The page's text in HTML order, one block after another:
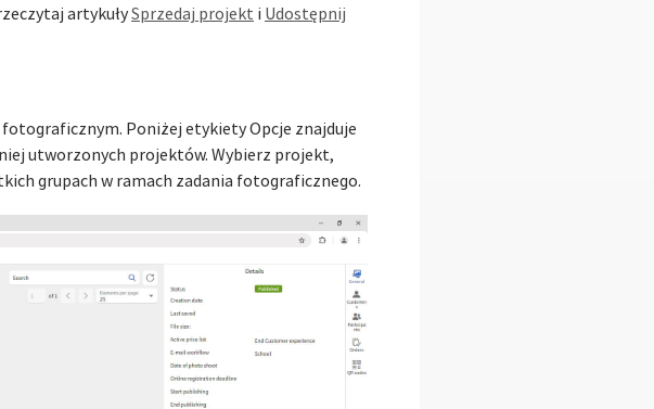
artykułySprzedaj projekt i Udostępnij
Poniżej etykiety Opcje znajduje
utworzonych projektów. Wybierz projekt,
grupach w ramach zadania fotograficznego.